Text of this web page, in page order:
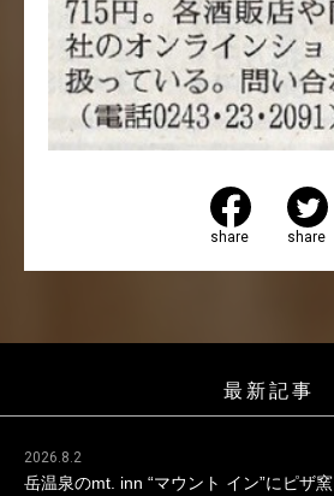
share share
最新記事
2026.8.2
岳温泉のmt. inn “マウント イン”にピザ窯